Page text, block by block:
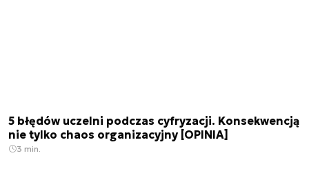
5 błędów uczelni podczas cyfryzacji. Konsekwencją
nie tylko chaos organizacyjny [OPINIA]
3 min.